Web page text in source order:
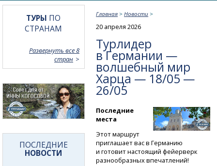
Главная >Новости >
20 апреля 2026
Турлидер
в Германии —
волшебный мир
Харца — 18/05 —
26/05
Последние
места
Этот маршрут
приглашает вас в Германию
и готовит настоящий фейерверк
разнообразных впечатлений!
ТУРЫ ПО
СТРАНАМ
Развернуть все 8
стран
ПОСЛЕДНИЕ
НОВОСТИ